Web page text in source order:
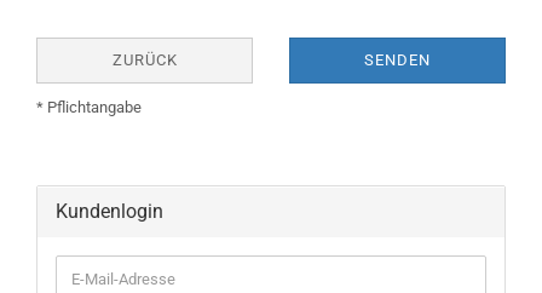
ZURÜCK SENDEN
* Pflichtangabe
Kundenlogin
E-